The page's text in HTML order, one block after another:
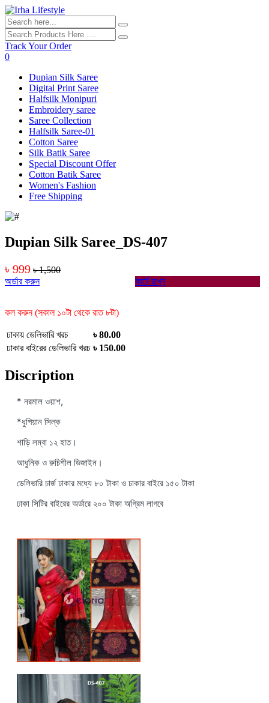
Track Your Order
0
Dupian Silk Saree
Digital Print Saree
Halfsilk Monipuri
Embroidery saree
Saree Collection
Halfsilk Saree-01
Cotton Saree
Silk Batik Saree
Special Discount Offer
Cotton Batik Saree
Women's Fashion
Free Shipping
Dupian Silk Saree_DS-407
৳ 999 ৳ 1,500
অর্ডার করুন
কার্টে রাখুন
কল করুন (সকাল ১০টা থেকে রাত ৮টা)
ঢাকায় ডেলিভারি খরচ
৳ 80.00
ঢাকার বাইরের ডেলিভারি খরচ ৳ 150.00
Discription
* নরমাল ওয়াশ,
*ধুপিয়ান সিল্ক
শাড়ি লম্বা ১২ হাত।
আধুনিক ও রুচিশীল ডিজাইন।
ডেলিভারি চার্জ ঢাকার মধ্যে ৮০ টাকা ও ঢাকার বাইরে ১৫০ টাকা
ঢাকা সিটির বাইরের অর্ডারে ২০০ টাকা অগ্রিম লাগবে